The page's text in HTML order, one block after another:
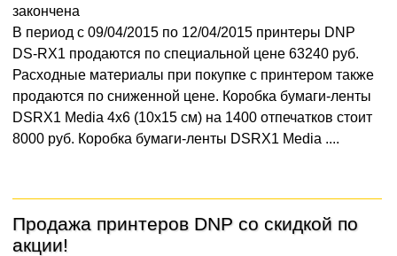
закончена
В период с 09/04/2015 по 12/04/2015 принтеры DNP
DS-RX1 продаются по специальной цене 63240 руб.
Расходные материалы при покупке с принтером также
продаются по сниженной цене. Коробка бумаги-ленты
DSRX1 Media 4x6 (10х15 см) на 1400 отпечатков стоит
8000 руб. Коробка бумаги-ленты DSRX1 Media ....
Продажа принтеров DNP со скидкой по
акции!